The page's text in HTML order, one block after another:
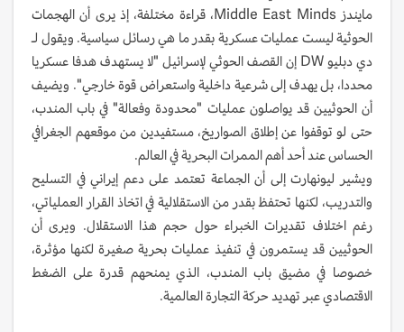
مايندز Middle East Minds، قراءة مختلفة، إذ يرى أن الهجمات
الحوثية ليست عمليات عسكرية بقدر ما هي رسائل سياسية. ويقول لـ
دي دبليو DW إن القصف الحوثي لإسرائيل "لا يستهدف هدفا عسكريا
محددا، بل يهدف إلى شرعية داخلية واستعراض قوة خارجي". ويضيف
أن الحوثيين قد يواصلون عمليات "محدودة وفعالة" في باب المندب،
حتى لو توقفوا عن إطلاق الصواريخ، مستفيدين من موقعهم الجغرافي
الحساس عند أحد أهم الممرات البحرية في العالم.
ويشير ليونهارت إلى أن الجماعة تعتمد على دعم إيراني في التسليح
والتدريب، لكنها تحتفظ بقدر من الاستقلالية في اتخاذ القرار العملياتي،
رغم اختلاف تقديرات الخبراء حول حجم هذا الاستقلال. ويرى أن
الحوثيين قد يستمرون في تنفيذ عمليات بحرية صغيرة لكنها مؤثرة،
خصوصا في مضيق باب المندب، الذي يمنحهم قدرة على الضغط
الاقتصادي عبر تهديد حركة التجارة العالمية.